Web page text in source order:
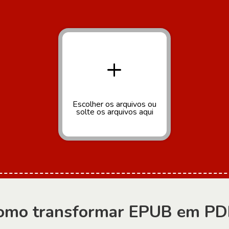
+
Escolher os arquivos ou
solte os arquivos aqui
transformar EPUB em